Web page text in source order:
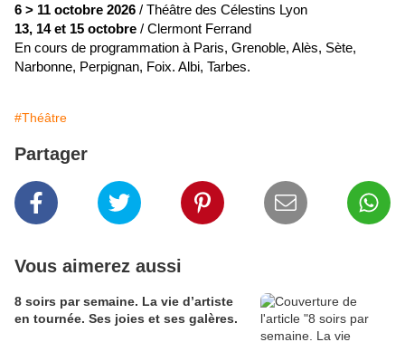
6 > 11 octobre 2026 / Théâtre des Célestins Lyon
13, 14 et 15 octobre / Clermont Ferrand
En cours de programmation à Paris, Grenoble, Alès, Sète,
Narbonne, Perpignan, Foix. Albi, Tarbes.
#Théâtre
Partager
Vous aimerez aussi
8 soirs par semaine. La vie d’artiste
en tournée. Ses joies et ses galères.